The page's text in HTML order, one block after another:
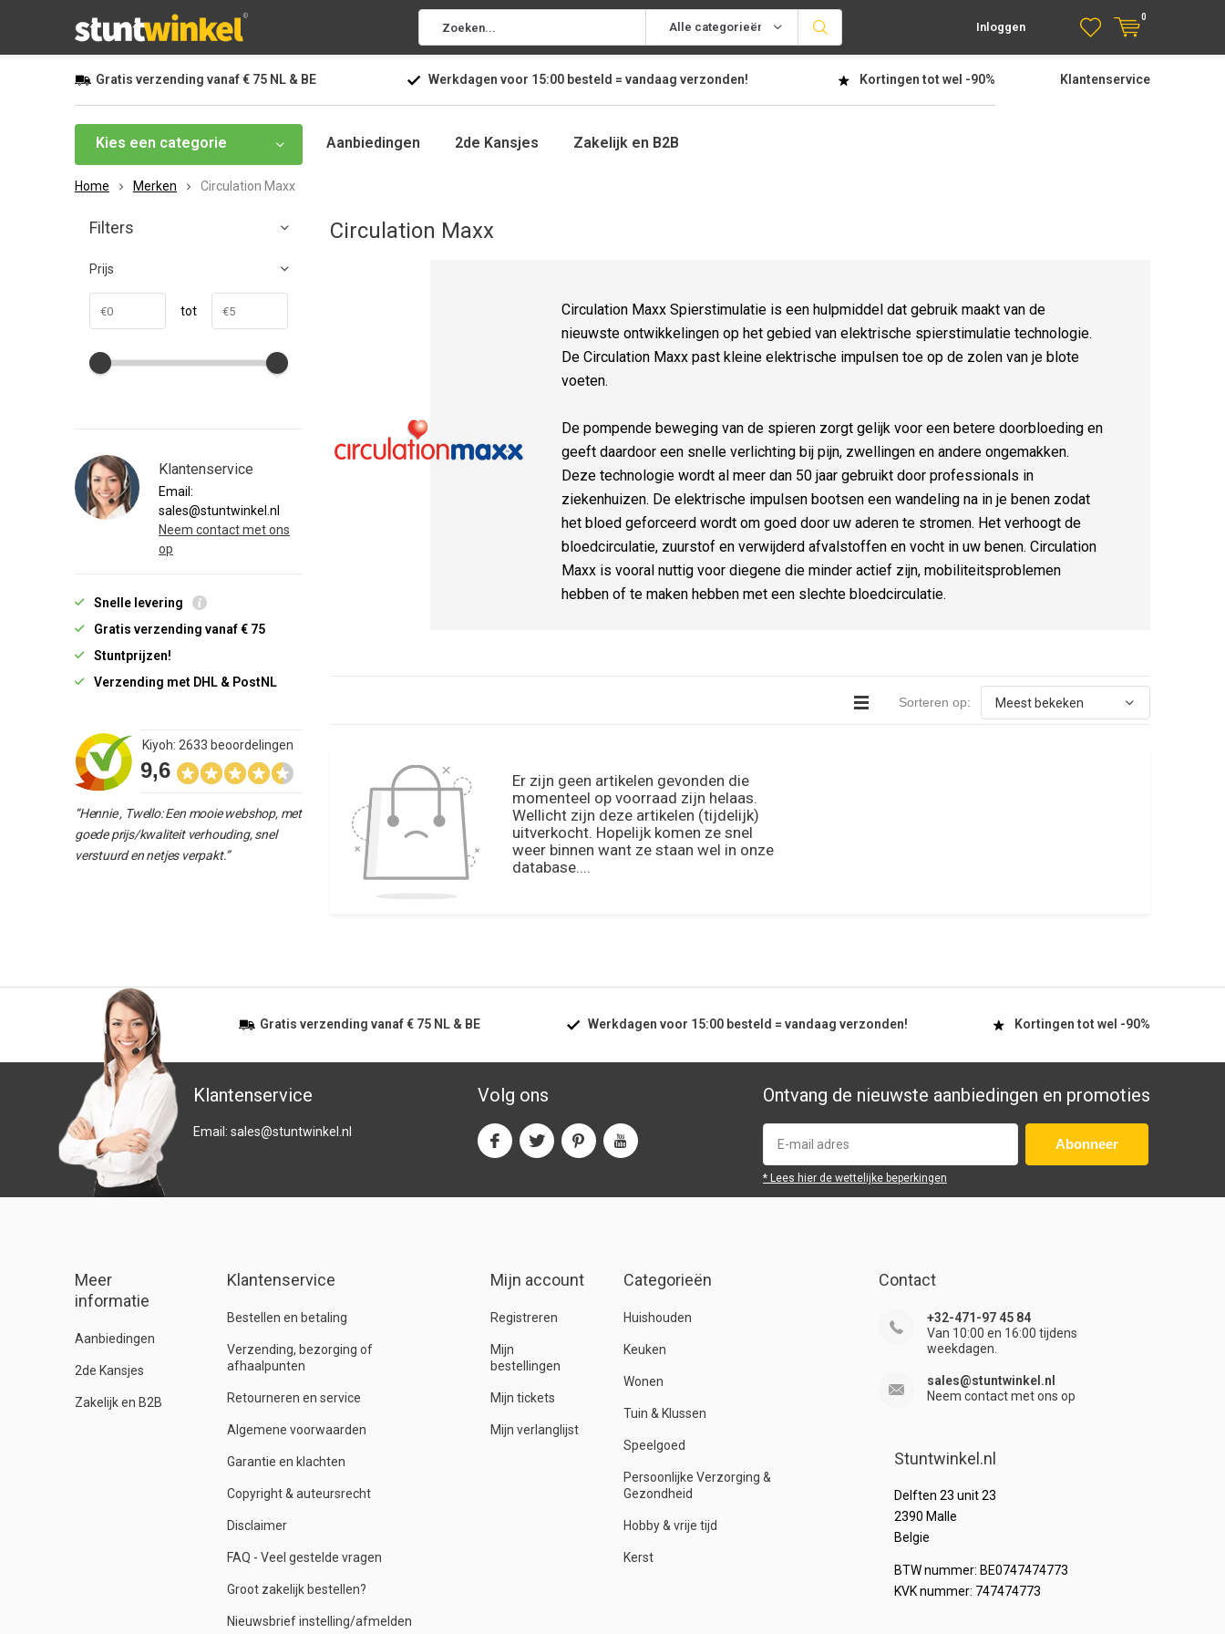
Alle categorieën Inloggen
0
Gratis verzending vanaf€ 75 NL & BE Werkdagen voor 15:00besteld = vandaag verzonden! Kortingen tot wel -90% Klantenservice
Kies een categorie Aanbiedingen 2de Kansjes Zakelijk en B2B
Home Merken Circulation Maxx
Circulation Maxx
Circulation Maxx Spierstimulatie is een hulpmiddel dat gebruik maakt van de
nieuwste ontwikkelingen op het gebied van elektrische spierstimulatie technologie.
De Circulation Maxx past kleine elektrische impulsen toe op de zolen van je blote
voeten.
De pompende beweging van de spieren zorgt gelijk voor een betere doorbloeding en
geeft daardoor een snelle verlichting bij pijn, zwellingen en andere ongemakken.
Deze technologie wordt al meer dan 50 jaar gebruikt door professionals in
ziekenhuizen. De elektrische impulsen bootsen een wandeling na in je benen zodat
het bloed geforceerd wordt om goed door uw aderen te stromen. Het verhoogt de
bloedcirculatie, zuurstof en verwijderd afvalstoffen en vocht in uw benen. Circulation
Maxx is vooral nuttig voor diegene die minder actief zijn, mobiliteitsproblemen
hebben of te maken hebben met een slechte bloedcirculatie.
Sorteren op:
Er zijn geen artikelen gevonden die
momenteel op voorraad zijn helaas.
Wellicht zijn deze artikelen (tijdelijk)
uitverkocht. Hopelijk komen ze snel
weer binnen want ze staan wel in onze
database....
Filters
Prijs
tot
Klantenservice
Email:
sales@stuntwinkel.nl
Neem contact met ons
op
Snelle levering
Gratis verzending vanaf € 75
Stuntprijzen!
Verzending met DHL & PostNL
9,6
Kiyoh: 2633 beoordelingen
“Hennie , Twello: Een mooie webshop, met
goede prijs/kwaliteit verhouding, snel
verstuurd en netjes verpakt.”
Gratis verzending vanaf€ 75 NL & BE Werkdagen voor 15:00besteld = vandaag verzonden! Kortingen tot wel -90%
Klantenservice
Email: sales@stuntwinkel.nl
Volg ons Ontvang de nieuwste aanbiedingen en promoties
Abonneer
* Lees hier de wettelijke beperkingen
Meer
informatie
Aanbiedingen
2de Kansjes
Zakelijk en B2B
Klantenservice
Bestellen en betaling
Verzending, bezorging of
afhaalpunten
Retourneren en service
Algemene voorwaarden
Garantie en klachten
Copyright & auteursrecht
Disclaimer
FAQ - Veel gestelde vragen
Groot zakelijk bestellen?
Nieuwsbrief instelling/afmelden
Mijn account
Registreren
Mijn
bestellingen
Mijn tickets
Mijn verlanglijst
Categorieën
Huishouden
Keuken
Wonen
Tuin & Klussen
Speelgoed
Persoonlijke Verzorging &
Gezondheid
Hobby & vrije tijd
Kerst
Contact
+32-471-97 45 84
Van 10:00 en 16:00 tijdens
weekdagen.
sales@stuntwinkel.nl
Neem contact met ons op
Stuntwinkel.nl
Delften 23 unit 23
2390 Malle
Belgie
BTW nummer: BE0747474773
KVK nummer: 747474773